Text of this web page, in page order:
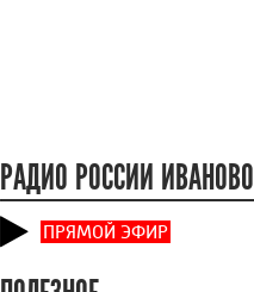
РАДИО РОССИИ ИВАНОВО
ПРЯМОЙ ЭФИР